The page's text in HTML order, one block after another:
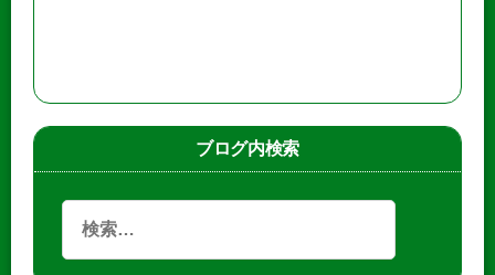
ブログ内検索